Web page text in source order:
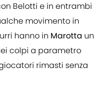
Belotti e in entrambi
movimento in
hanno in Marotta un
colpi a parametro
rimasti senza